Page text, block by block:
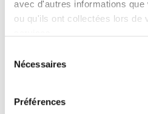
avec d'autres informations
ou qu'ils ont collectées lors de
Nécessaires
Préférences
PLAN
Manu Robles-Arangiz
Corderliers karrika 20 -
Contact